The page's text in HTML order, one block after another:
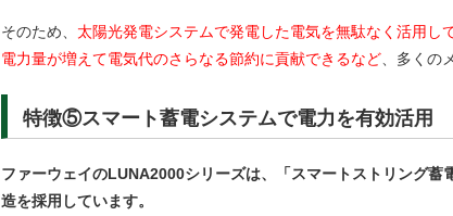
そのため、 太陽光発電システムで発電した電気を無駄なく活用し
電力量が増えて電気代のさらなる節約に貢献できるなど 、多くの
特徴⑤スマート蓄電システムで電力を有効活用
ファーウェイのLUNA2000シリーズは、「スマートストリング蓄
造を採用しています。